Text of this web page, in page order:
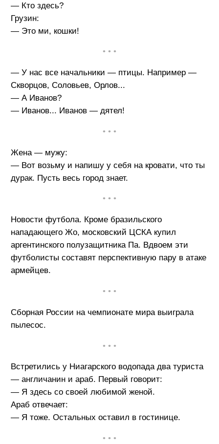
— Кто здесь?
Грузин:
— Это ми, кошки!
• • •
— У нас все начальники — птицы. Например —
Скворцов, Соловьев, Орлов...
— А Иванов?
— Иванов... Иванов — дятел!
• • •
Жена — мужу:
— Вот возьму и напишу у себя на кровати, что ты
дурак. Пусть весь город знает.
• • •
Новости футбола. Кроме бразильского
нападающего Жо, московский ЦСКА купил
аргентинского полузащитника Па. Вдвоем эти
футболисты составят перспективную пару в атаке
армейцев.
• • •
Сборная России на чемпионате мира выиграла
пылесос.
• • •
Встретились у Ниагарского водопада два туриста
— англичанин и араб. Первый говорит:
— Я здесь со своей любимой женой.
Араб отвечает:
— Я тоже. Остальных оставил в гостинице.
• • •